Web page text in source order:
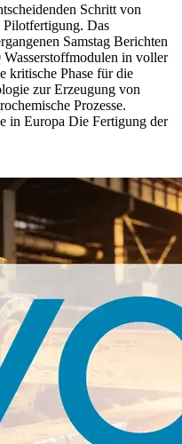
Schritt von
Das
Samstag Berichten
in voller
kritische Phase für die
zur Erzeugung von
Prozesse.
in Europa Die Fertigung der